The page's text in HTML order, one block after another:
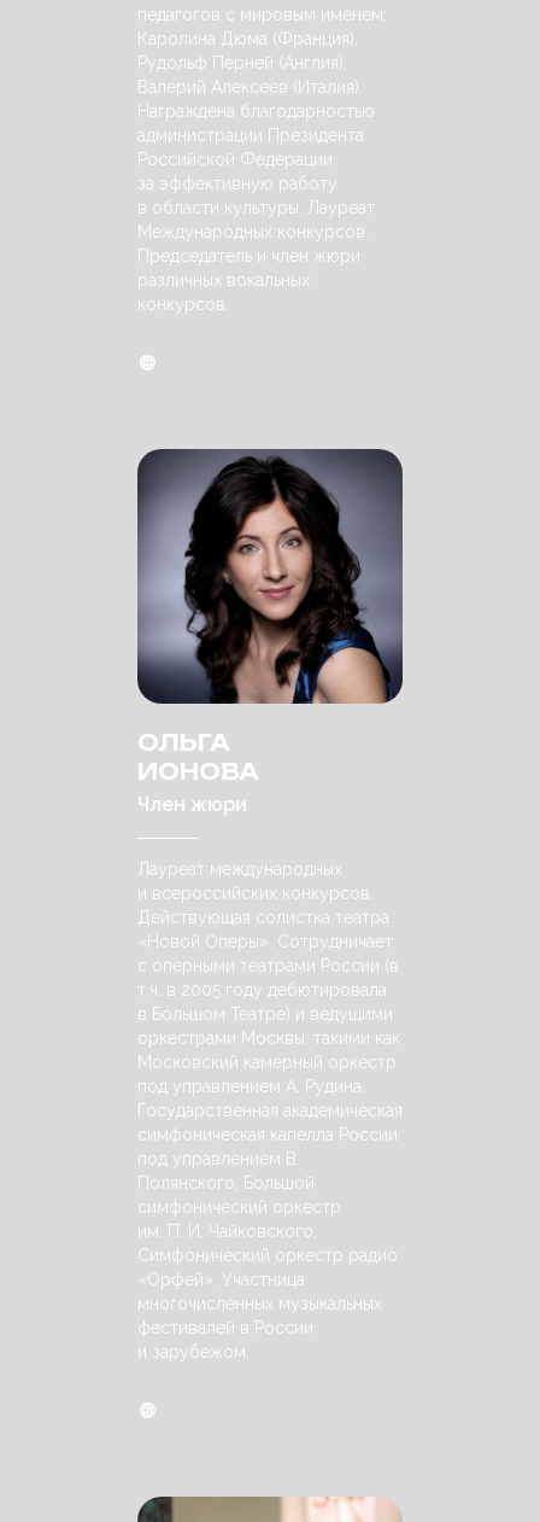
педагогов с мировым именем:
Каролина Дюма (Франция),
Рудольф Перней (Англия),
Валерий Алексеев (Италия).
Награждена благодарностью
администрации Президента
Российской Федерации
за эффективную работу
в области культуры. Лауреат
Международных конкурсов.
Председатель и член жюри
различных вокальных
конкурсов.
ОЛЬГА
ИОНОВА
Член жюри
Лауреат международных
и всероссийских конкурсов.
Действующая солистка театра
«Новой Оперы». Сотрудничает
с оперными театрами России (в
т.ч. в 2005 году дебютировала
в Большом Театре) и ведущими
оркестрами Москвы, такими как
Московский камерный оркестр
под управлением А. Рудина,
Государственная академическая
симфоническая капелла России
под управлением В.
Полянского, Большой
симфонический оркестр
им. П. И. Чайковского,
Симфонический оркестр радио
«Орфей». Участница
многочисленных музыкальных
фестивалей в России
и зарубежом.